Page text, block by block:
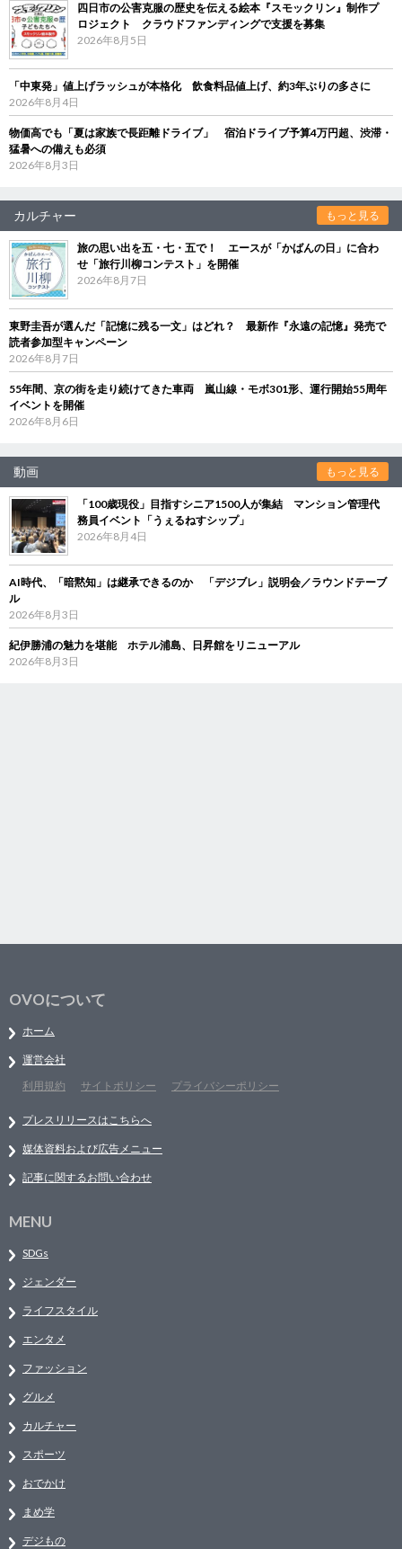
四日市の公害克服の歴史を伝える絵本『スモックリン』制作プ
ロジェクト クラウドファンディングで支援を募集
2026年8月5日
「中東発」値上げラッシュが本格化 飲食料品値上げ、約3年ぶりの多さに
2026年8月4日
物価高でも「夏は家族で長距離ドライブ」 宿泊ドライブ予算4万円超、渋滞・
猛暑への備えも必須
2026年8月3日
カルチャー もっと見る
旅の思い出を五・七・五で！ エースが「かばんの日」に合わ
せ「旅行川柳コンテスト」を開催
2026年8月7日
東野圭吾が選んだ「記憶に残る一文」はどれ？ 最新作『永遠の記憶』発売で
読者参加型キャンペーン
2026年8月7日
55年間、京の街を走り続けてきた車両 嵐山線・モボ301形、運行開始55周年
イベントを開催
2026年8月6日
動画 もっと見る
「100歳現役」目指すシニア1500人が集結 マンション管理代
務員イベント「うぇるねすシップ」
2026年8月4日
AI時代、「暗黙知」は継承できるのか 「デジブレ」説明会／ラウンドテーブ
ル
2026年8月3日
紀伊勝浦の魅力を堪能 ホテル浦島、日昇館をリニューアル
2026年8月3日
OVOについて
ホーム
運営会社
利用規約
サイトポリシー プライバシーポリシー
プレスリリースはこちらへ
媒体資料および広告メニュー
記事に関するお問い合わせ
MENU
SDGs
ジェンダー
ライフスタイル
エンタメ
ファッション
グルメ
カルチャー
スポーツ
おでかけ
まめ学
デジもの